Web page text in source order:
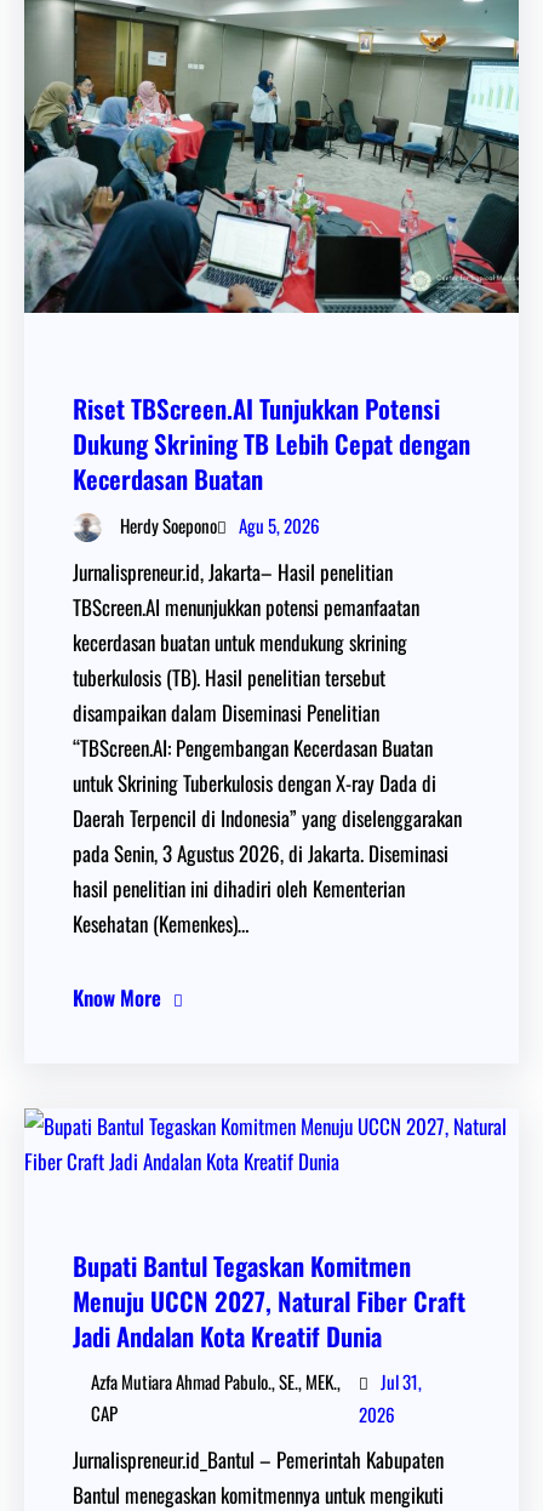
Riset TBScreen.AI Tunjukkan Potensi
Dukung Skrining TB Lebih Cepat dengan
Kecerdasan Buatan
Herdy Soepono Agu 5, 2026
Jurnalispreneur.id, Jakarta– Hasil penelitian
TBScreen.AI menunjukkan potensi pemanfaatan
kecerdasan buatan untuk mendukung skrining
tuberkulosis (TB). Hasil penelitian tersebut
disampaikan dalam Diseminasi Penelitian
“TBScreen.AI: Pengembangan Kecerdasan Buatan
untuk Skrining Tuberkulosis dengan X-ray Dada di
Daerah Terpencil di Indonesia” yang diselenggarakan
pada Senin, 3 Agustus 2026, di Jakarta. Diseminasi
hasil penelitian ini dihadiri oleh Kementerian
Kesehatan (Kemenkes)…
Know More
Bupati Bantul Tegaskan Komitmen
Menuju UCCN 2027, Natural Fiber Craft
Jadi Andalan Kota Kreatif Dunia
Azfa Mutiara Ahmad Pabulo., SE., MEK.,
CAP
Jul 31,
2026
Jurnalispreneur.id_Bantul – Pemerintah Kabupaten
Bantul menegaskan komitmennya untuk mengikuti